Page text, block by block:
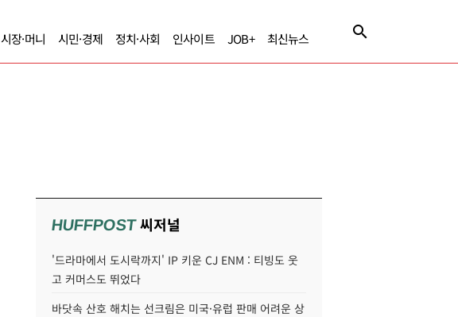
시장·머니 시민·경제 정치·사회 인사이트 JOB+ 최신뉴스
HUFFPOST씨저널
'드라마에서 도시락까지' IP 키운 CJ ENM : 티빙도 웃
고 커머스도 뛰었다
바닷속 산호 해치는 선크림은 미국·유럽 판매 어려운 상